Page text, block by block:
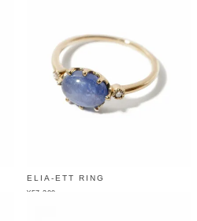
ELIA-ETT RING
¥57,200